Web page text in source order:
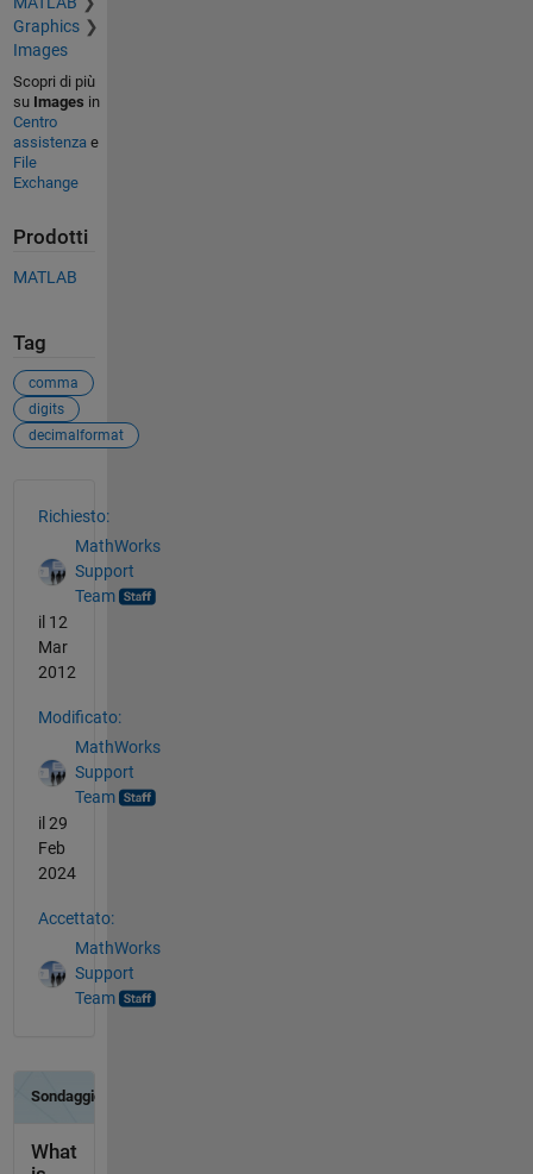
Graphics
Images
Scopri di più
su Images in
Centro
assistenzae
File
Exchange
Prodotti
MATLAB
Tag
comma
digits
decimalformat
Richiesto:
MathWorks
Support
Team
il 12
Mar
2012
Modificato:
MathWorks
Support
Team
il 29
Feb
2024
Accettato:
MathWorks
Support
Team